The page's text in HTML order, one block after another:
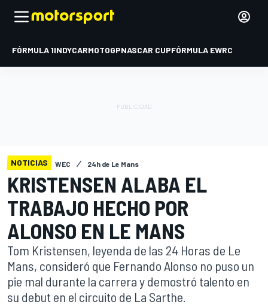
FÓRMULA 1INDYCARMOTOGPNASCAR CUPFÓRMULA EWRC
NOTICIAS WEC 24h de Le Mans
KRISTENSEN ALABA EL
TRABAJO HECHO POR
ALONSO EN LE MANS
Tom Kristensen, leyenda de las 24 Horas de Le
Mans, consideró que Fernando Alonso no puso un
pie mal durante la carrera y demostró talento en
su debut en el circuito de La Sarthe.